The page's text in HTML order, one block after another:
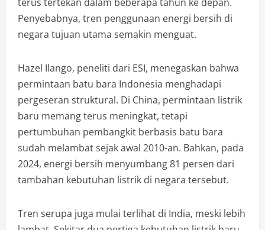
Penyebabnya, tren penggunaan energi bersih di
negara tujuan utama semakin menguat.
Hazel Ilango, peneliti dari ESI, menegaskan bahwa
permintaan batu bara Indonesia menghadapi
pergeseran struktural. Di China, permintaan listrik
baru memang terus meningkat, tetapi
pertumbuhan pembangkit berbasis batu bara
sudah melambat sejak awal 2010-an. Bahkan, pada
2024, energi bersih menyumbang 81 persen dari
tambahan kebutuhan listrik di negara tersebut.
Tren serupa juga mulai terlihat di India, meski lebih